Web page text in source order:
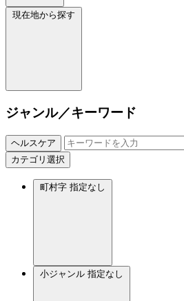
現在地から探す
ジャンル／キーワード
ヘルスケア
カテゴリ選択
町村字 指定なし
小ジャンル 指定なし